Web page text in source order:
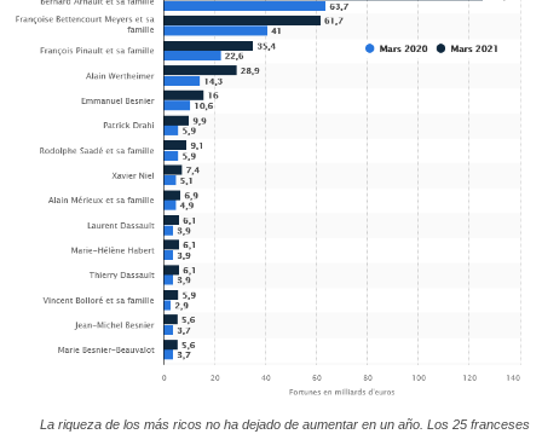
La riqueza de los más ricos no ha dejado de aumentar en un año. Los 25 franceses